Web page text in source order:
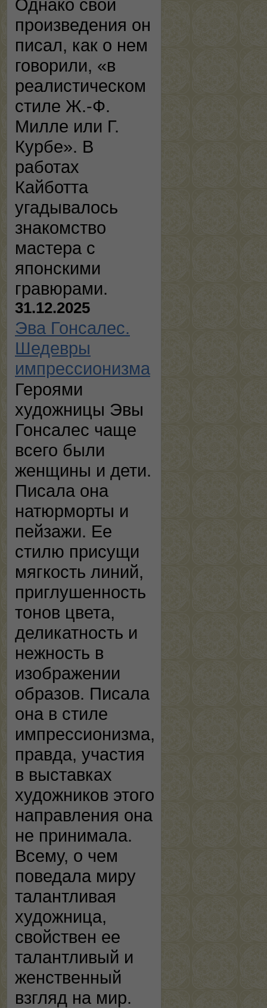
Однако свои
произведения он
писал, как о нем
говорили, «в
реалистическом
стиле Ж.-Ф.
Милле или Г.
Курбе». В
работах
Кайботта
угадывалось
знакомство
мастера с
японскими
гравюрами.
31.12.2025
Эва Гонсалес.
Шедевры
импрессионизма
Героями
художницы Эвы
Гонсалес чаще
всего были
женщины и дети.
Писала она
натюрморты и
пейзажи. Ее
стилю присущи
мягкость линий,
приглушенность
тонов цвета,
деликатность и
нежность в
изображении
образов. Писала
она в стиле
импрессионизма,
правда, участия
в выставках
художников этого
направления она
не принимала.
Всему, о чем
поведала миру
талантливая
художница,
свойствен ее
талантливый и
женственный
взгляд на мир.